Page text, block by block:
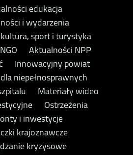
edukacja
i wydarzenia
sport i turystyka
Aktualności NPP
Innowacyjny powiat
niepełnosprawnych
Materiały wideo
Ostrzeżenia
i inwestycje
krajoznawcze
kryzysowe